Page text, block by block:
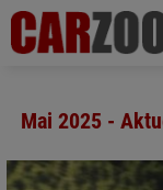
Mai 2025 -